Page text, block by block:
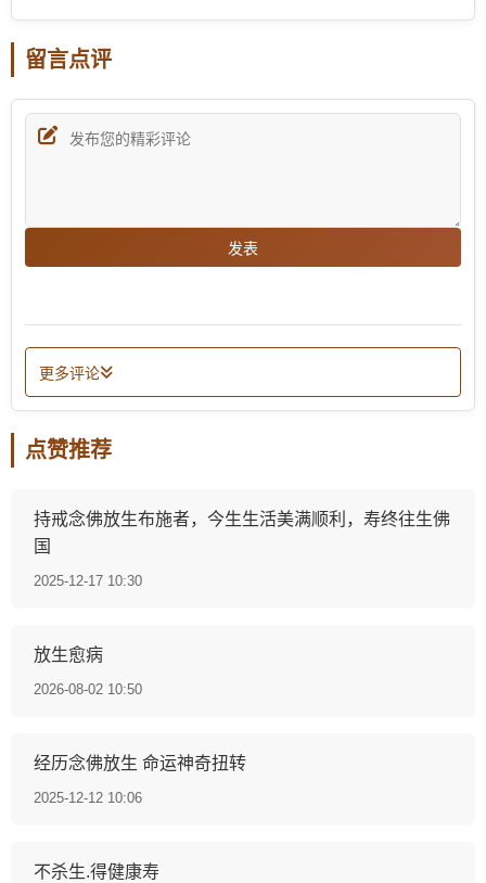
留言点评
发表
更多评论
点赞推荐
持戒念佛放生布施者，今生生活美满顺利，寿终往生佛
国
2025-12-17 10:30
放生愈病
2026-08-02 10:50
经历念佛放生 命运神奇扭转
2025-12-12 10:06
不杀生.得健康寿